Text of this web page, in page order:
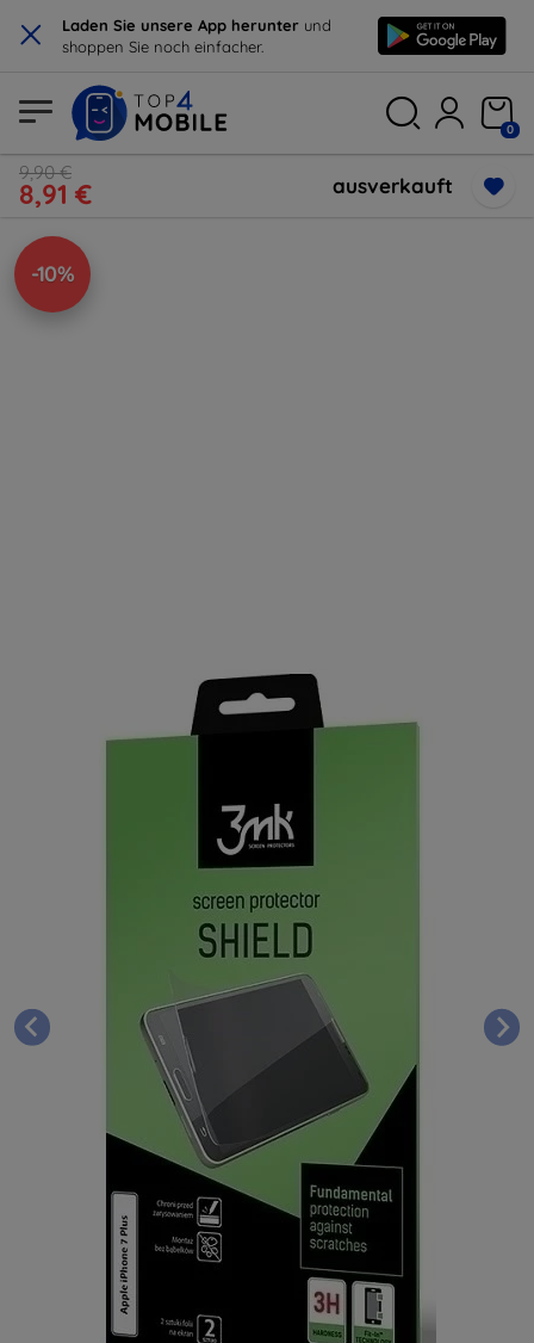
× Laden Sie unsere App herunter und
shoppen Sie noch einfacher.
0
9,90 €
8,91 € ausverkauft
-10%